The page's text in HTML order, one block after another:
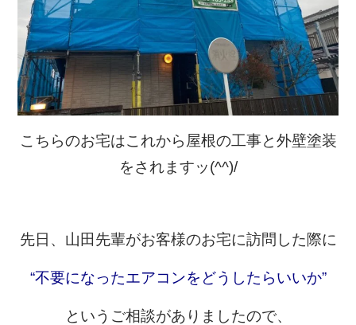
こちらのお宅はこれから屋根の工事と外壁塗装
をされますッ(^^)/
先日、山田先輩がお客様のお宅に訪問した際に
“不要になったエアコンをどうしたらいいか”
というご相談がありましたので、